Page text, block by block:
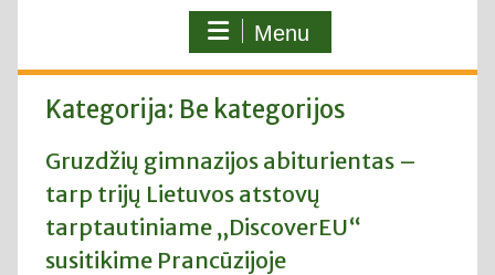
Menu
Kategorija: Be kategorijos
Gruzdžių gimnazijos abiturientas –
tarp trijų Lietuvos atstovų
tarptautiniame „DiscoverEU“
susitikime Prancūzijoje